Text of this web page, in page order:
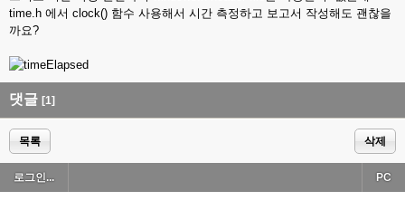
time.h 에서 clock() 함수 사용해서 시간 측정하고 보고서 작성해도 괜찮을
까요?
댓글 [1]
목록 삭제
로그인... PC